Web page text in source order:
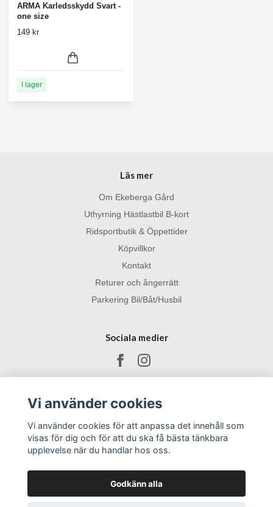
ARMA Karledsskydd Svart -
one size
149 kr
I lager
Läs mer
Om Ekeberga Gård
Uthyrning Hästlastbil B-kort
Ridsportbutik & Öppettider
Köpvillkor
Kontakt
Returer och ångerrätt
Parkering Bil/Båt/Husbil
Sociala medier
Vi använder cookies
Vi använder cookies för att anpassa det innehåll som
visas för dig och för att du ska få bästa tänkbara
upplevelse när du handlar hos oss.
Godkänn alla